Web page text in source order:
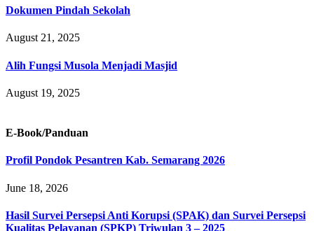
Dokumen Pindah Sekolah
August 21, 2025
Alih Fungsi Musola Menjadi Masjid
August 19, 2025
E-Book/Panduan
Profil Pondok Pesantren Kab. Semarang 2026
June 18, 2026
Hasil Survei Persepsi Anti Korupsi (SPAK) dan Survei Persepsi
Kualitas Pelayanan (SPKP) Triwulan 3 – 2025